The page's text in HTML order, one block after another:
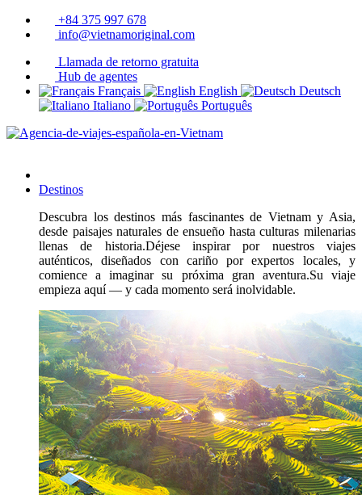
+84 375 997 678
info@vietnamoriginal.com
Llamada de retorno gratuita
Hub de agentes
Français
English
Deutsch
Italiano
Português
Destinos
Descubra los destinos más fascinantes de Vietnam y Asia,
desde paisajes naturales de ensueño hasta culturas milenarias
llenas de historia.Déjese inspirar por nuestros viajes
auténticos, diseñados con cariño por expertos locales, y
comience a imaginar su próxima gran aventura.Su viaje
empieza aquí — y cada momento será inolvidable.